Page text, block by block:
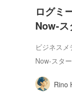
ログミ
Now-ス
ビジネス
Now-スタ
Rino